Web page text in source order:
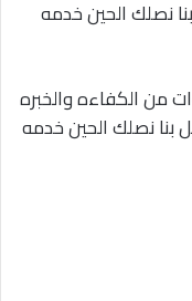
نصلك الحين خدمه
من الكفاءه والخبره
بنا نصلك الحين خدمه